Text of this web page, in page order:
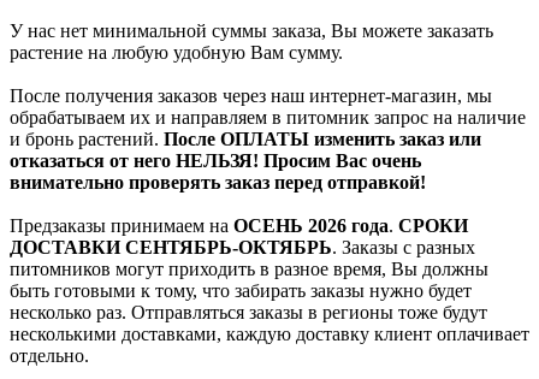
У нас нет минимальной суммы заказа, Вы можете заказать
растение на любую удобную Вам сумму.
После получения заказов через наш интернет-магазин, мы
обрабатываем их и направляем в питомник запрос на наличие
и бронь растений. После ОПЛАТЫ изменить заказ или
отказаться от него НЕЛЬЗЯ! Просим Вас очень
внимательно проверять заказ перед отправкой!
Предзаказы принимаем на ОСЕНЬ 2026 года. СРОКИ
ДОСТАВКИ СЕНТЯБРЬ-ОКТЯБРЬ. Заказы с разных
питомников могут приходить в разное время, Вы должны
быть готовыми к тому, что забирать заказы нужно будет
несколько раз. Отправляться заказы в регионы тоже будут
несколькими доставками, каждую доставку клиент оплачивает
отдельно.